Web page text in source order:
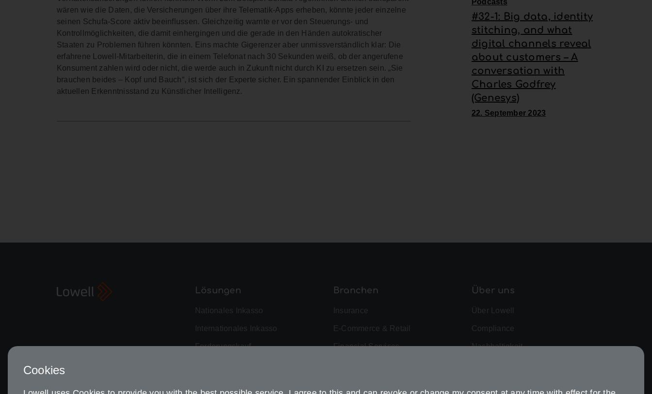
wären wie die Daten, die Versicherungen über ihre Telematik-Apps erheben, könnte jeder einzelne
seinen Schufa-Score aktiv beeinflussen. Gleichzeitig warnte er vor den Steuerungs- und
Kontrollmöglichkeiten, die damit einhergingen und die gerade in den Händen autokratischer
Staaten zu Problemen führen könnten. Eins machte Gigerenzer aber unmissverständlich klar: Die
erfahrene Lowell-Mitarbeiterin, die in einem Telefonat nach 30 Sekunden weiß, ob der angerufene
Konsument zahlen wird oder nicht, die werde auch in Zukunft nicht durch KI zu ersetzen sein. „Sie
brauchen beides – Kopf und Bauch“, ist sich der Experte sicher. Ein spannender Einblick in den
aktuellen Erkenntnisstand zu Künstlicher Intelligenz.
Podcasts
#32-1: Big data, identity
stitching, and what
digital channels reveal
about customers – A
conversation with
Charles Godfrey
(Genesys)
22. September 2023
Lösungen
Nationales Inkasso
Internationales Inkasso
Forderungskauf
Branchen
Insurance
E-Commerce & Retail
Financial Services
Über uns
Über Lowell
Compliance
Nachhaltigkeit
Cookies